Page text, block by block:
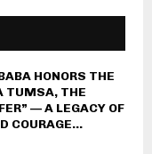
HONORS THE
TUMSA, THE
— A LEGACY OF
COURAGE...